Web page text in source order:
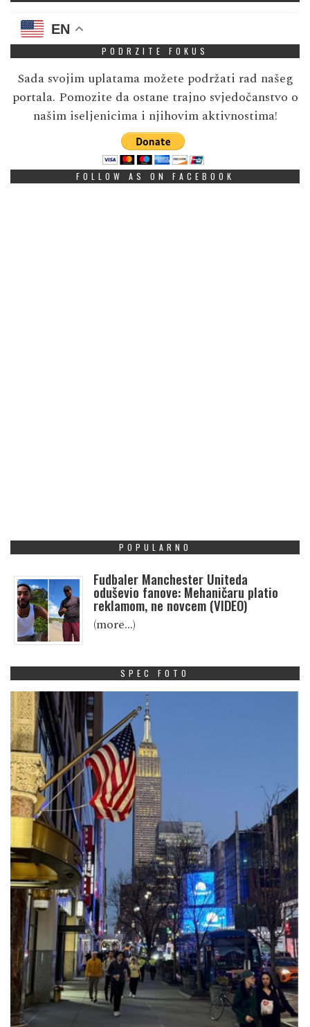
EN
PODRZITE FOKUS
Sada svojim uplatama možete podržati rad našeg
portala. Pomozite da ostane trajno svjedočanstvo o
našim iseljenicima i njihovim aktivnostima!
FOLLOW AS ON FACEBOOK
POPULARNO
Fudbaler Manchester Uniteda
oduševio fanove: Mehaničaru platio
reklamom, ne novcem (VIDEO)
(more…)
SPEC FOTO